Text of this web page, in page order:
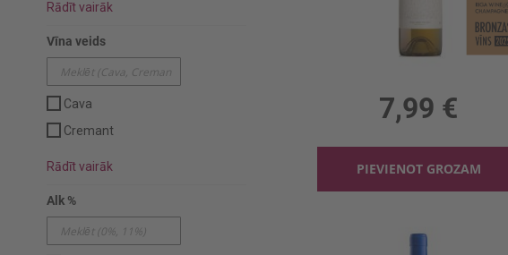
Baltv. Verum Terra Airén 11.5%
7,99 €
PIEVIENOT GROZAM
Rādīt vairāk
Vīna veids
Cava
Cremant
Rādīt vairāk
Alk %